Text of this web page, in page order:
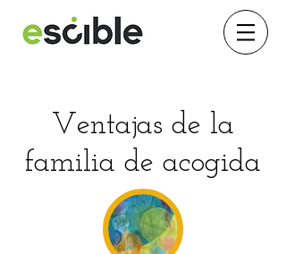
Ventajas de la
familia de acogida